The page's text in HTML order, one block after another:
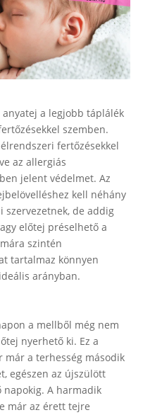
a legjobb táplálék
szemben.
fertőzésekkel
az allergiás
jelent védelmet. Az
kell néhány
szervezetnek, de addig
előtej préselhető a
szintén
tartalmaz könnyen
arányban.
a mellből még nem
nyerhető ki. Ez a
már a terhesség második
egészen az újszülött
napokig. A harmadik
már az érett tejre